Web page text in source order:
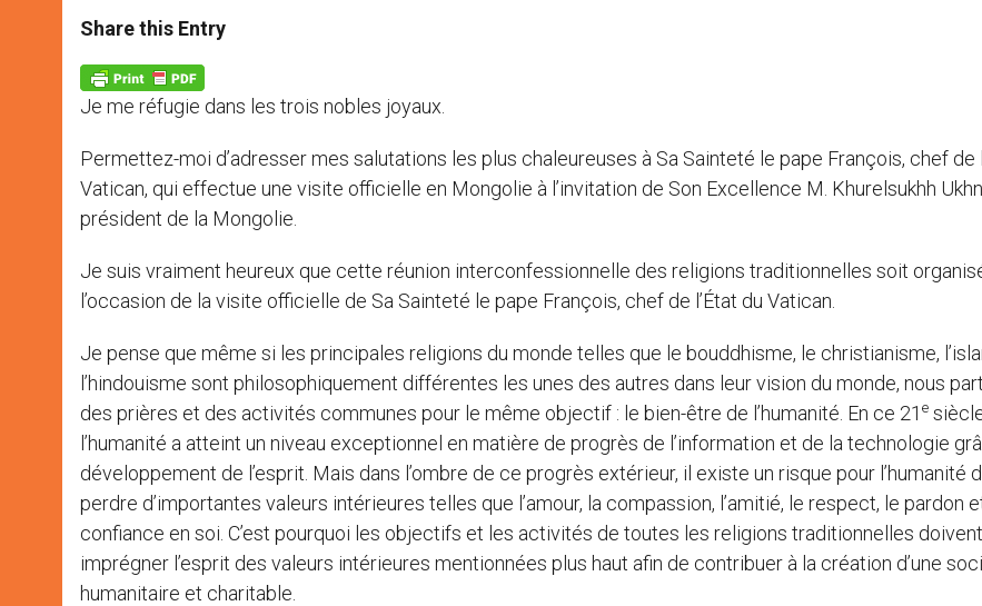
t
s
p
p
s
e
g
e
r
e
b
o
k
Share this Entry
Je me réfugie dans les trois nobles joyaux.
Permettez-moi d’adresser mes salutations les plus chaleureuses à Sa Sainteté le pape François, chef de
Vatican, qui effectue une visite officielle en Mongolie à l’invitation de Son Excellence M. Khurelsukhh
président de la Mongolie.
Je suis vraiment heureux que cette réunion interconfessionnelle des religions traditionnelles soit
l’occasion de la visite officielle de Sa Sainteté le pape François, chef de l’État du Vatican.
Je pense que même si les principales religions du monde telles que le bouddhisme, le christianisme,
l’hindouisme sont philosophiquement différentes les unes des autres dans leur vision du monde, nous
des prières et des activités communes pour le même objectif : le bien-être de l’humanité. En ce 21 e
l’humanité a atteint un niveau exceptionnel en matière de progrès de l’information et de la technologie
développement de l’esprit. Mais dans l’ombre de ce progrès extérieur, il existe un risque pour l’humanité
perdre d’importantes valeurs intérieures telles que l’amour, la compassion, l’amitié, le respect, le pardon
confiance en soi. C’est pourquoi les objectifs et les activités de toutes les religions traditionnelles doivent
imprégner l’esprit des valeurs intérieures mentionnées plus haut afin de contribuer à la création d’une
humanitaire et charitable.